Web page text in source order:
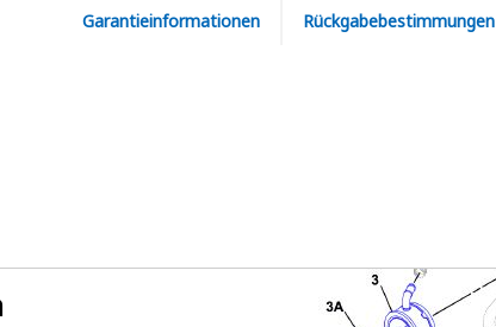
Garantieinformationen Rückgabebestimmungen